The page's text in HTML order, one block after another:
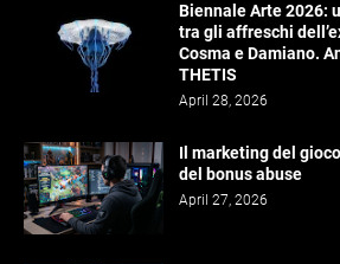
Biennale Arte 2026:
tra gli affreschi
Cosma e Damiano.
THETIS
April 28, 2026
Il marketing del
del bonus abuse
April 27, 2026